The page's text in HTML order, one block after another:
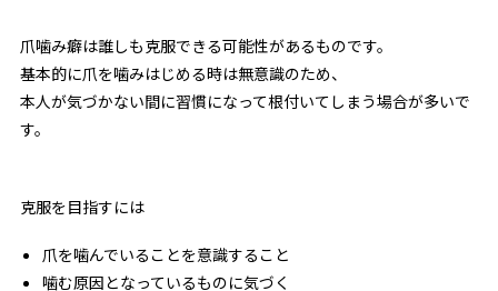
爪噛み癖は誰しも克服できる可能性があるものです。
基本的に爪を噛みはじめる時は無意識のため、
本人が気づかない間に習慣になって根付いてしまう場合が多いで
す。
克服を目指すには
爪を噛んでいることを意識すること
噛む原因となっているものに気づく